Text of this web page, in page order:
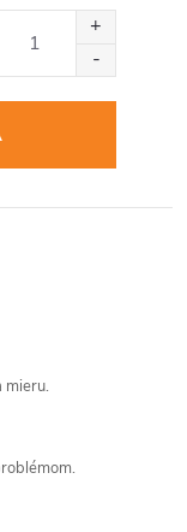
mieru.